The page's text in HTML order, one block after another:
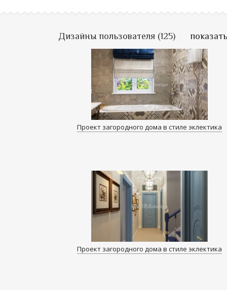
Дизайны пользователя (125)
Проект загородного дома в стиле эклектика
Проект загородного дома в стиле эклектика